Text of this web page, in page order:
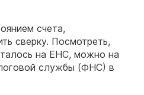
счета,
сверку. Посмотреть,
на ЕНС, можно на
службы (ФНС) в